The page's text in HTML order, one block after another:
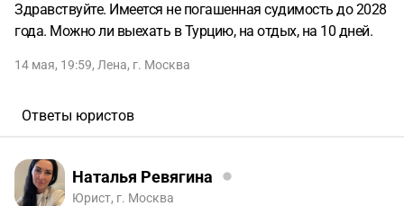
Здравствуйте. Имеется не погашенная судимость до 2028
года. Можно ли выехать в Турцию, на отдых, на 10 дней.
14 мая, 19:59, Лена, г. Москва
Ответы юристов
Наталья Ревягина
Юрист, г. Москва